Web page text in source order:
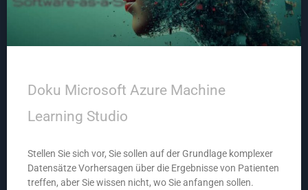
Doku Microsoft Azure Machine
Learning Studio
Stellen Sie sich vor, Sie sollen auf der Grundlage komplexer
Datensätze Vorhersagen über die Ergebnisse von Patienten
treffen, aber Sie wissen nicht, wo Sie anfangen sollen.